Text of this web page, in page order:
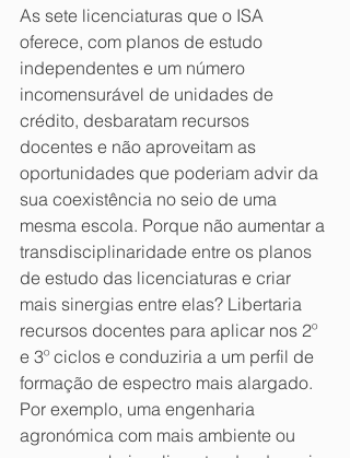
As sete licenciaturas que o ISA
oferece, com planos de estudo
independentes e um número
incomensurável de unidades de
crédito, desbaratam recursos
docentes e não aproveitam as
oportunidades que poderiam advir da
sua coexistência no seio de uma
mesma escola. Porque não aumentar a
transdisciplinaridade entre os planos
de estudo das licenciaturas e criar
mais sinergias entre elas? Libertaria
recursos docentes para aplicar nos 2º
e 3º ciclos e conduziria a um perfil de
formação de espectro mais alargado.
Por exemplo, uma engenharia
agronómica com mais ambiente ou